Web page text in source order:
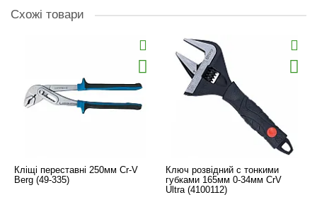
Схожі товари
Кліщі переставні 250мм Cr-V
Berg (49-335)
Ключ розвідний с тонкими
губками 165мм 0-34мм CrV
Ultra (4100112)